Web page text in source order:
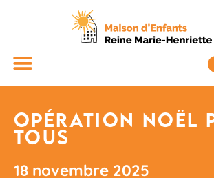
Opération Noël
tous
18 novembre 2025